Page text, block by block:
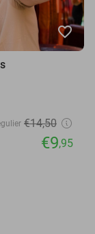
favorite_border
€14,50
€9,95